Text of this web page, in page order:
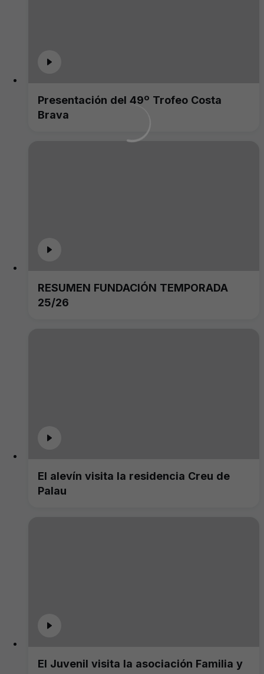
Presentación del 49º Trofeo Costa
Brava
RESUMEN FUNDACIÓN TEMPORADA
25/26
El alevín visita la residencia Creu de
Palau
El Juvenil visita la asociación Familia y